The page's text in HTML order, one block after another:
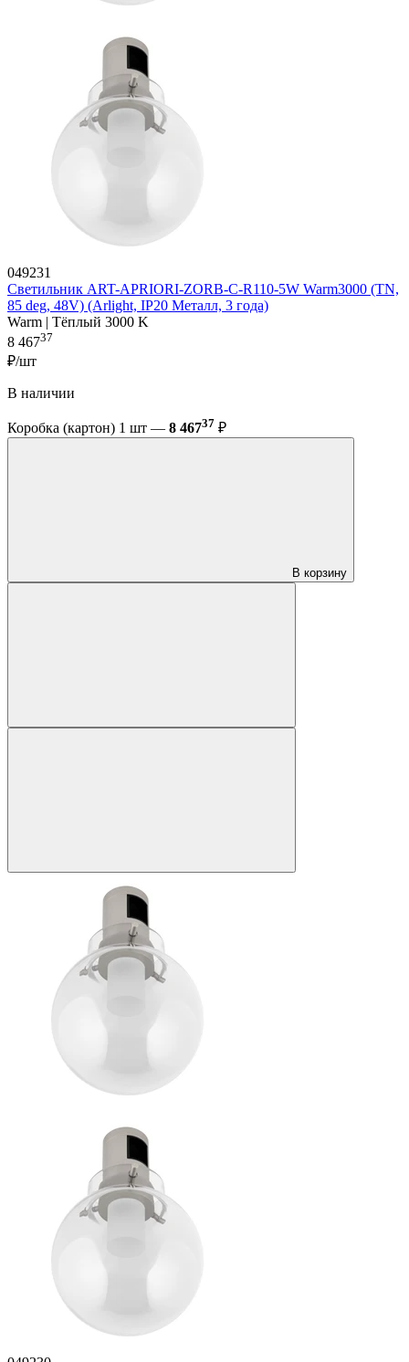
049231
Светильник ART-APRIORI-ZORB-С-R110-5W Warm3000 (TN,
85 deg, 48V) (Arlight, IP20 Металл, 3 года)
Warm | Тёплый 3000 K
8 46737
₽/шт
В наличии
Коробка (картон) 1 шт — 8 46737 ₽
В корзину